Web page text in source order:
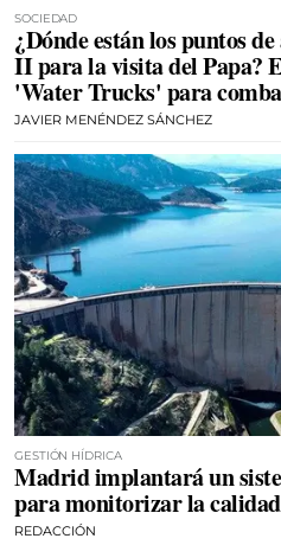
SOCIEDAD
¿Dónde están los puntos
II para la visita del Papa?
'Water Trucks' para
JAVIER MENÉNDEZ SÁNCHEZ
GESTIÓN HÍDRICA
Madrid implantará un
para monitorizar la
REDACCIÓN